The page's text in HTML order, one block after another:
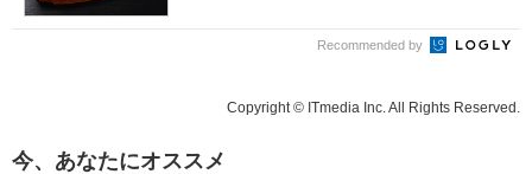
Recommended by
Copyright © ITmedia Inc. All Rights Reserved.
今、あなたにオススメ